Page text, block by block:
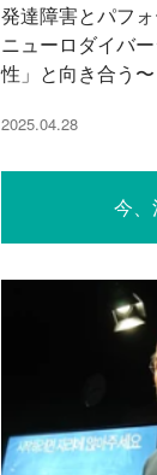
発達障害とパフ
ニューロダイバ
性」と向き合う〜
2025.04.28
今